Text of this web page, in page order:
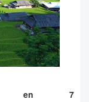
en 7